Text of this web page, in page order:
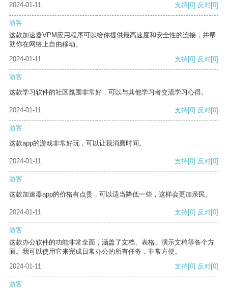
2024-01-11
支持[0] 反对[0]
游客
这款加速器VPM应用程序可以给你提供最高速度和安全性的连接，并帮
助你在网络上自由移动。
2024-01-11
支持[0] 反对[0]
游客
这款学习软件的社区氛围非常好，可以与其他学习者交流学习心得。
2024-01-11 支持[0] 反对[0]
游客
这款app的游戏非常好玩，可以让我消磨时间。
2024-01-11 支持[0] 反对[0]
游客
这款加速器app的价格有点贵，可以适当降低一些，这样会更加亲民。
2024-01-11 支持[0] 反对[0]
游客
这款办公软件的功能非常全面，涵盖了文档、表格、演示文稿等各个方
面。我可以使用它来完成日常办公的所有任务，非常方便。
2024-01-11
支持[0] 反对[0]
游客